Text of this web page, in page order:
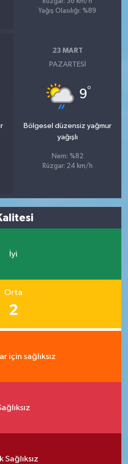
Rüzgar: 36 km/h
Yağış Olasılığı: %89
23 MART
PAZARTESI
9°
Bölgesel düzensiz yağmur
yağışlı
Nem: %82
Rüzgar: 24 km/h
İyi
Orta
2
için sağlıksız
Sağlıksız